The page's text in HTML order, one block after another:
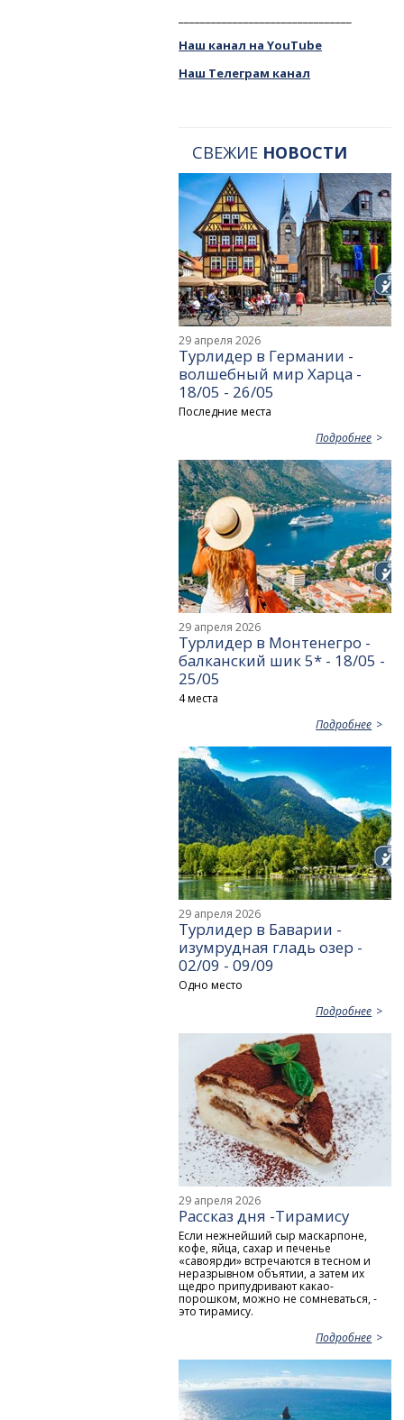
Наш канал на YouTube
Наш Телеграм канал
СВЕЖИЕ НОВОСТИ
29 апреля 2026
Турлидер в Германии -
волшебный мир Харца -
18/05 - 26/05
Последние места
Подробнее
29 апреля 2026
Турлидер в Монтенегро -
балканский шик 5* - 18/05 -
25/05
4 места
Подробнее
29 апреля 2026
Турлидер в Баварии -
изумрудная гладь озер -
02/09 - 09/09
Одно место
Подробнее
29 апреля 2026
Рассказ дня -Тирамису
Если нежнейший сыр маскарпоне,
кофе, яйца, сахар и печенье
«савоярди» встречаются в тесном и
неразрывном объятии, а затем их
щедро припудривают какао-
порошком, можно не сомневаться, -
это тирамису.
Подробнее